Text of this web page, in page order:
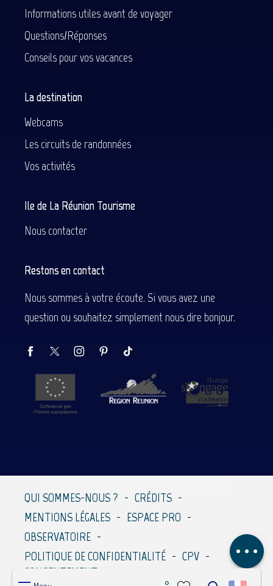
Informations utiles avant de voyager
Questions/Réponses
Conseils pour vos vacances
La destination
Webcams
Les circuits de randonnées
Vos activités
Ile de La Réunion Tourisme
Nous contacter
Restons en contact
Nous sommes à votre écoute. Si vous avez une
question ou souhaitez simplement nous dire bonjour.
QUI SOMMES-NOUS ?
CRÉDITS
MENTIONS LÉGALES
ESPACE PRO
OBSERVATOIRE
POLITIQUE DE CONFIDENTIALITÉ
CPV
CONSENTEMENT